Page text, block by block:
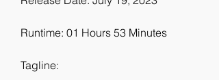
Runtime: 01 Hours 53 Minutes
Tagline: